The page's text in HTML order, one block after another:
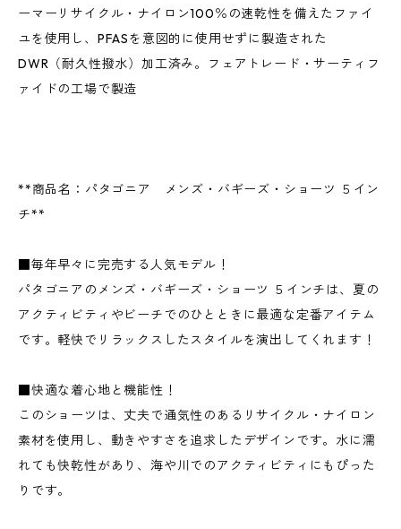
ーマーリサイクル・ナイロン100％の速乾性を備えたファイ
ユを使用し、PFASを意図的に使用せずに製造された
DWR（耐久性撥水）加工済み。フェアトレード・サーティフ
ァイドの工場で製造
**商品名：パタゴニア メンズ・バギーズ・ショーツ ５イン
チ**
■毎年早々に完売する人気モデル！
パタゴニアのメンズ・バギーズ・ショーツ ５インチは、夏の
アクティビティやビーチでのひとときに最適な定番アイテム
です。軽快でリラックスしたスタイルを演出してくれます！
■快適な着心地と機能性！
このショーツは、丈夫で通気性のあるリサイクル・ナイロン
素材を使用し、動きやすさを追求したデザインです。水に濡
れても快乾性があり、海や川でのアクティビティにもぴった
りです。